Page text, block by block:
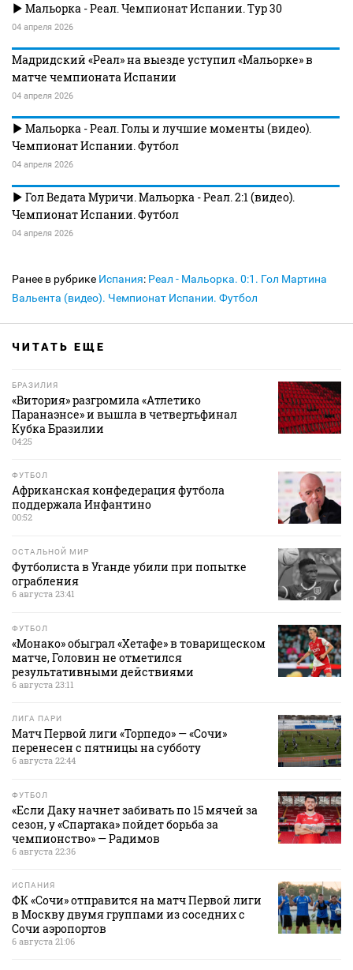
Мальорка - Реал. Чемпионат Испании. Тур 30
04 апреля 2026
Мадридский «Реал» на выезде уступил «Мальорке» в
матче чемпионата Испании
04 апреля 2026
Мальорка - Реал. Голы и лучшие моменты (видео).
Чемпионат Испании. Футбол
04 апреля 2026
Гол Ведата Муричи. Мальорка - Реал. 2:1 (видео).
Чемпионат Испании. Футбол
04 апреля 2026
Ранее в рубрике Испания: Реал - Мальорка. 0:1. Гол Мартина
Вальента (видео). Чемпионат Испании. Футбол
ЧИТАТЬ ЕЩЕ
БРАЗИЛИЯ
«Витория» разгромила «Атлетико
Паранаэнсе» и вышла в четвертьфинал
Кубка Бразилии
04:25
ФУТБОЛ
Африканская конфедерация футбола
поддержала Инфантино
00:52
ОСТАЛЬНОЙ МИР
Футболиста в Уганде убили при попытке
ограбления
6 августа 23:41
ФУТБОЛ
«Монако» обыграл «Хетафе» в товарищеском
матче, Головин не отметился
результативными действиями
6 августа 23:11
ЛИГА ПАРИ
Матч Первой лиги «Торпедо» — «Сочи»
перенесен с пятницы на субботу
6 августа 22:44
ФУТБОЛ
«Если Даку начнет забивать по 15 мячей за
сезон, у «Спартака» пойдет борьба за
чемпионство» — Радимов
6 августа 22:36
ИСПАНИЯ
ФК «Сочи» отправится на матч Первой лиги
в Москву двумя группами из соседних с
Сочи аэропортов
6 августа 21:06